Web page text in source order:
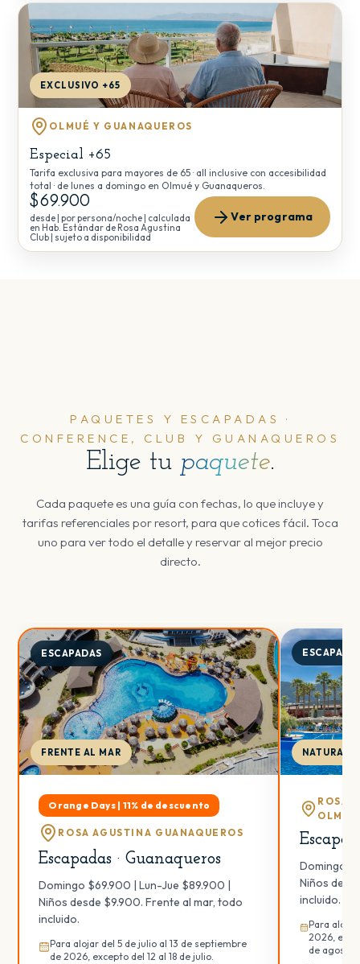
EXCLUSIVO +65
OLMUÉ Y GUANAQUEROS
Especial +65
Tarifa exclusiva para mayores de 65 · all inclusive con accesibilidad
total · de lunes a domingo en Olmué y Guanaqueros.
$69.900
desde | por persona/noche | calculada
en Hab. Estándar de Rosa Agustina
Club | sujeto a disponibilidad
Ver programa
PAQUETES Y ESCAPADAS ·
CONFERENCE, CLUB Y GUANAQUEROS
Elige tu paquete.
Cada paquete es una guía con fechas, lo que incluye y
tarifas referenciales por resort, para que cotices fácil. Toca
uno para ver todo el detalle y reservar al mejor precio
directo.
ESCAPADAS
FRENTE AL MAR
Orange Days | 11% de descuento
ROSA AGUSTINA GUANAQUEROS
Escapadas · Guanaqueros
Domingo $69.900 | Lun-Jue $89.900 |
Niños desde $9.900. Frente al mar, todo
incluido.
Para alojar del 5 de julio al 13 de septiembre
de 2026, excepto del 12 al 18 de julio.
ROSA
OLMUÉ
Domingo
Niños
incluido.
Para alojar
2026,
de agosto.